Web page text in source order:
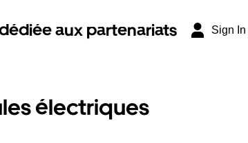
aux partenariats Sign In
électriques